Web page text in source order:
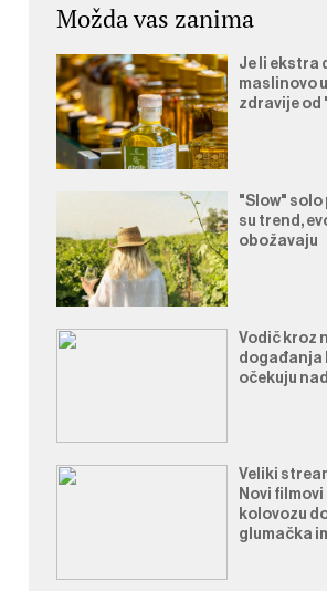
Možda vas zanima
Je li ekstra
maslinovo
zdravije od
"Slow"
su trend,
obožavaju
Vodič kroz
događanja
očekuju
Veliki
Novi filmovi
kolovozu
glumačka